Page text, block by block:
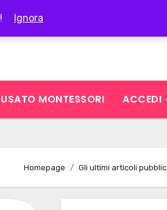
! Ignora
USATO MONTESSORI ACCEDI
Homepage Gli ultimi articoli